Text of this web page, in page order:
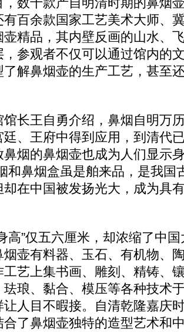
百余款国家工艺美术大师、
精品，其内壁反画的山水、
参观者不仅可以通过馆内的
解鼻烟壶的生产工艺，甚至
王自勇介绍，鼻烟自明万
廷、王府中得到应用，到清代
烟的鼻烟壶也成为人们显示
和鼻烟盒虽是舶来品，是我国
在中国被发扬光大，成为具有
”仅五六厘米，却浓缩了中国
壶有料器、玉石、有机物、
工艺上集书画、雕刻、精铸、
琅、黏合、模压等各种技术
让人目不暇接。自清乾隆嘉庆
了鼻烟壶独特的造型艺术和